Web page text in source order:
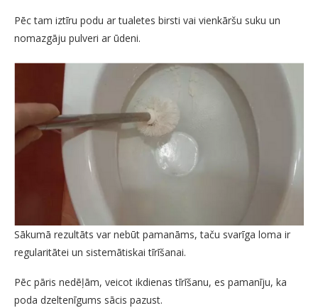
Pēc tam iztīru podu ar tualetes birsti vai vienkāršu suku un
nomazgāju pulveri ar ūdeni.
Sākumā rezultāts var nebūt pamanāms, taču svarīga loma ir
regularitātei un sistemātiskai tīrīšanai.
Pēc pāris nedēļām, veicot ikdienas tīrīšanu, es pamanīju, ka
poda dzeltenīgums sācis pazust.